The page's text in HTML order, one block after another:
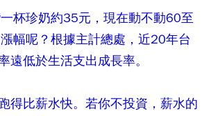
杯珍奶約35元，現在動不動60至
幅呢？根據主計總處，近20年台
遠低於生活支出成長率。
得比薪水快。若你不投資，薪水的